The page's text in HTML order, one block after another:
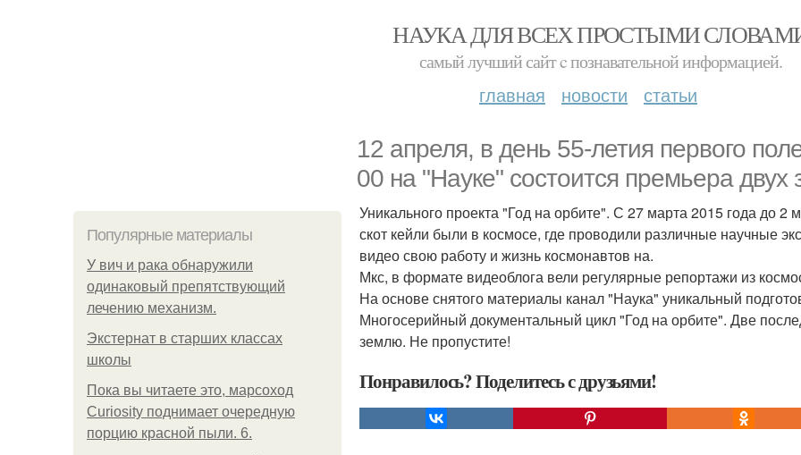
НАУКА ДЛЯ ВСЕХ ПРОСТЫМИ
самый лучший сайт c познавательной информацией.
главная новости статьи
12 апреля, в день 55-летия первого
00 на "Науке" состоится премьера двух
Популярные материалы
У вич и рака обнаружили
одинаковый препятствующий
лечению механизм.
Экстернат в старших классах
школы
Пока вы читаете это, марсоход
Curiosity поднимает очередную
порцию красной пыли. 6.
Уникального проекта "Год на орбите". С 27 марта 2015 года до
скот кейли были в космосе, где проводили различные научные
видео свою работу и жизнь космонавтов на.
Мкс, в формате видеоблога вели регулярные репортажи из
На основе снятого материалы канал "Наука" уникальный
Многосерийный документальный цикл "Год на орбите". Две
землю. Не пропустите!
Понравилось? Поделитесь с друзьями!